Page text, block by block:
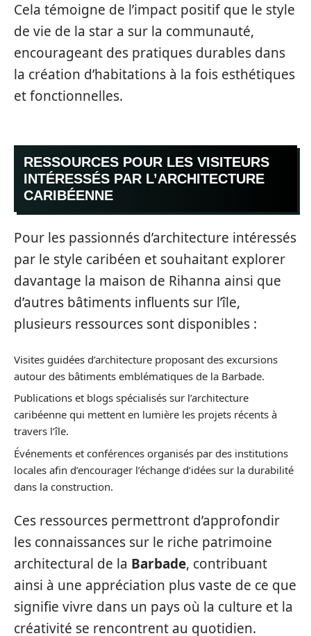
Cela témoigne de l’impact positif que le style
de vie de la star a sur la communauté,
encourageant des pratiques durables dans
la création d’habitations à la fois esthétiques
et fonctionnelles.
RESSOURCES POUR LES VISITEURS
INTÉRESSÉS PAR L’ARCHITECTURE
CARIBÉENNE
Pour les passionnés d’architecture intéressés
par le style caribéen et souhaitant explorer
davantage la maison de Rihanna ainsi que
d’autres bâtiments influents sur l’île,
plusieurs ressources sont disponibles :
Visites guidées d’architecture proposant des excursions
autour des bâtiments emblématiques de la Barbade.
Publications et blogs spécialisés sur l’architecture
caribéenne qui mettent en lumière les projets récents à
travers l’île.
Événements et conférences organisés par des institutions
locales afin d’encourager l’échange d’idées sur la durabilité
dans la construction.
Ces ressources permettront d’approfondir
les connaissances sur le riche patrimoine
architectural de la Barbade, contribuant
ainsi à une appréciation plus vaste de ce que
signifie vivre dans un pays où la culture et la
créativité se rencontrent au quotidien.